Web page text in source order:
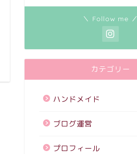
＼ Follow me ／
カテゴリー
ハンドメイド
ブログ運営
プロフィール